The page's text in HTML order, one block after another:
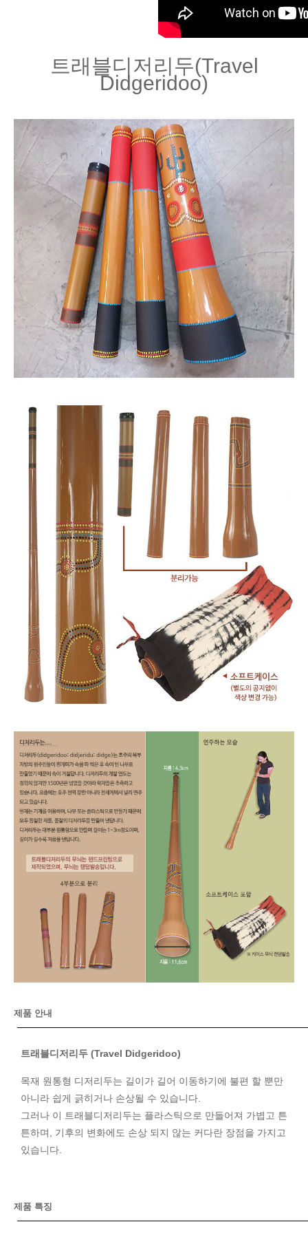
트래블디저리두(Travel
Didgeridoo)
제품 안내
트래블디저리두 (Travel Didgeridoo)
목재 원통형 디저리두는 길이가 길어 이동하기에 불편 할 뿐만
아니라 쉽게 긁히거나 손상될 수 있습니다.
그러나 이 트래블디저리두는 플라스틱으로 만들어져 가볍고 튼
튼하며, 기후의 변화에도 손상 되지 않는 커다란 장점을 가지고
있습니다.
제품 특징